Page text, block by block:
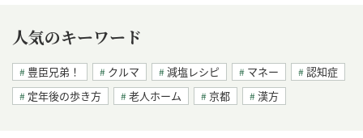
人気のキーワード
豊臣兄弟！ クルマ 減塩レシピ マネー
認知症
定年後の歩き方
老人ホーム 京都 漢方